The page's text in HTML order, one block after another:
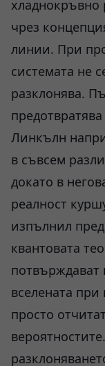
хладнокръвно
чрез
линии. При
системата не
разклонява.
Линкълн
в съвсем
докато в
реалност
изпълнил
квантовата
потвърждават
вселената
просто